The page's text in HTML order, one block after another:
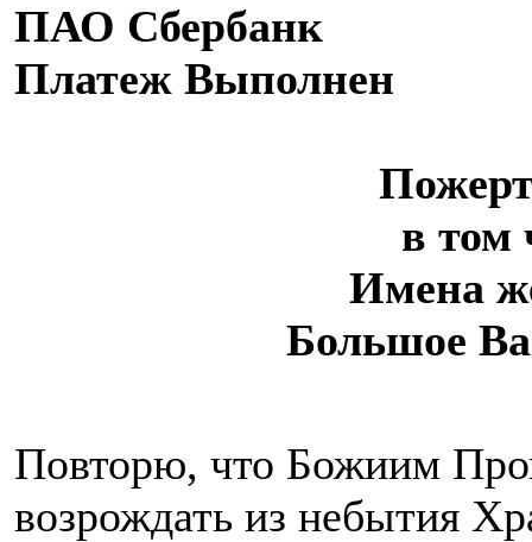
ПАО Сбербанк
Платеж Выполнен
в том
Имена
Большое
Повторю, что Божиим
возрождать из небытия